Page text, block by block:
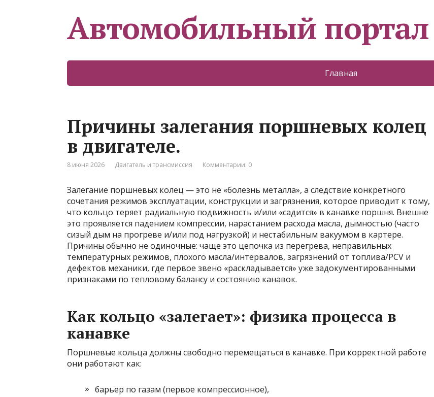
Автомобильный портал
Главная
Причины залегания поршневых колец
в двигателе.
8 июня 2026 Двигатель и трансмиссия Комментарии: 0
Залегание поршневых колец — это не «болезнь металла», а следствие конкретного
сочетания режимов эксплуатации, конструкции и загрязнения, которое приводит к тому,
что кольцо теряет радиальную подвижность и/или «садится» в канавке поршня. Внешне
это проявляется падением компрессии, нарастанием расхода масла, дымностью (часто
сизый дым на прогреве и/или под нагрузкой) и нестабильным вакуумом в картере.
Причины обычно не одиночные: чаще это цепочка из перегрева, неправильных
температурных режимов, плохого масла/интервалов, загрязнений от топлива/PCV и
дефектов механики, где первое звено «раскладывается» уже задокументированными
признаками по тепловому балансу и состоянию канавок.
Как кольцо «залегает»: физика процесса в
канавке
Поршневые кольца должны свободно перемещаться в канавке. При корректной работе
они работают как:
барьер по газам (первое компрессионное),